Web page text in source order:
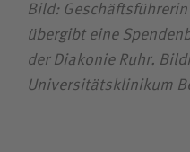
Bild:
übergibt eine
der Diakonie Ruhr.
Universitätsklinikum